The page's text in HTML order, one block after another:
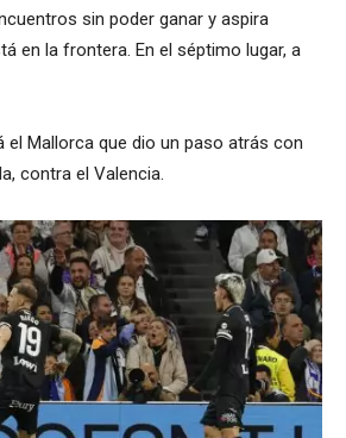
sin poder ganar y aspira
en la frontera. En el séptimo lugar, a
el Mallorca que dio un paso atrás con
contra el Valencia.